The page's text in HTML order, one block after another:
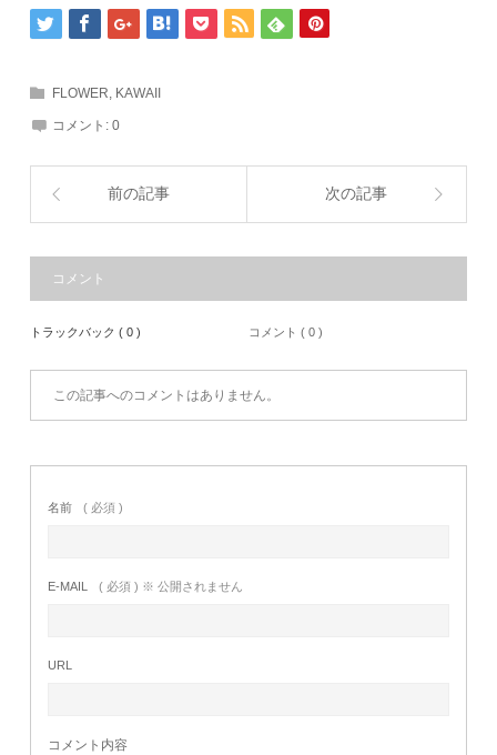
FLOWER KAWAII
コメント:0
前の記事 次の記事
コメント
トラックバック ( 0 ) コメント ( 0 )
この記事へのコメントはありません。
名前 ( 必須 )
E-MAIL ( 必須 ) ※ 公開されません
URL
コメント内容